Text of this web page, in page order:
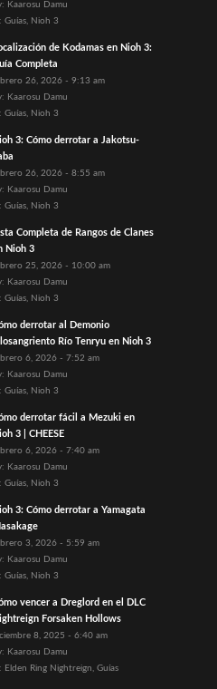
Kaarosu Damu
Guías, Nioh 3
de Kodamas en Nioh 3:
Completa
26, 2026 - 9:13 am
Kaarosu Damu
Guías, Nioh 3
3: Cómo derrotar a Jakotsu-
26, 2026 - 8:55 am
Kaarosu Damu
Guías, Nioh 3
Completa de Rangos de Clanes
Nioh 3
25, 2026 - 10:00 am
Kaarosu Damu
Guías, Nioh 3
derrotar al Demonio
Río Tenryu en Nioh 3
6, 2026 - 7:52 am
Kaarosu Damu
Guías, Nioh 3
derrotar fácil a Mezuki en
3 | CHEESE
6, 2026 - 7:40 am
Kaarosu Damu
Guías, Nioh 3
3: Cómo derrotar a Yamagata
3, 2026 - 5:59 am
Kaarosu Damu
Guías, Nioh 3
vencer a Dreglord en el DLC
Forsaken Hollows
8, 2025 - 6:40 am
Kaarosu Damu
Elden Ring Nightreign, Guías